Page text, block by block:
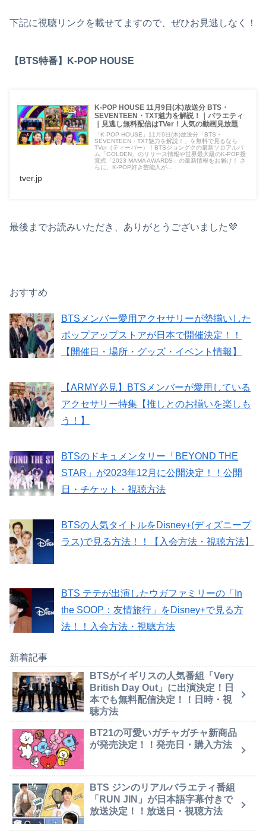
下記に視聴リンクを載せてますので、ぜひお見逃しなく！
【BTS特番】K-POP HOUSE
K-POP HOUSE 11月9日(木)放送分 BTS・
SEVENTEEN・TXT魅力を解説！｜バラエティ
｜見逃し無料配信はTVer！人気の動画見放題
「K-POP HOUSE」11月9日(木)放送分「BTS・
SEVENTEEN・TXT魅力を解説！」を無料で見るなら
TVer（ティーバー）！BTSジョングクの最新ソロアルバ
ム「GOLDEN」のリリース情報や世界最大級のK-POP授
賞式「2023 MAMA AWARDS」の最新情報をお届け！ さ
らに、K-POP好き芸能人が...
tver.jp
最後までお読みいただき、ありがとうございました💜
おすすめ
BTSメンバー愛用アクセサリーが勢揃いした
ポップアップストアが日本で開催決定！！
【開催日・場所・グッズ・イベント情報】
【ARMY必見】BTSメンバーが愛用している
アクセサリー特集【推しとのお揃いを楽しも
う！】
BTSのドキュメンタリー「BEYOND THE
STAR」が2023年12月に公開決定！！公開
日・チケット・視聴方法
BTSの人気タイトルをDisney+(ディズニープ
ラス)で見る方法！！【入会方法・視聴方法】
BTS テテが出演したウガファミリーの「In
the SOOP：友情旅行」をDisney+で見る方
法！！入会方法・視聴方法
新着記事
BTSがイギリスの人気番組「Very
British Day Out」に出演決定！日
本でも無料配信決定！！日時・視
聴方法
BT21の可愛いガチャガチャ新商品
が発売決定！！発売日・購入方法
BTS ジンのリアルバラエティ番組
「RUN JIN」が日本語字幕付きで
放送決定！！放送日・視聴方法